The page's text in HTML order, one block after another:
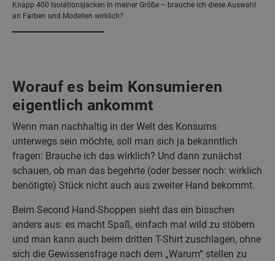
Knapp 400 Isolationsjacken in meiner Größe – brauche ich diese Auswahl
an Farben und Modellen wirklich?
Worauf es beim Konsumieren
eigentlich ankommt
Wenn man nachhaltig in der Welt des Konsums
unterwegs sein möchte, soll man sich ja bekanntlich
fragen: Brauche ich das wirklich? Und dann zunächst
schauen, ob man das begehrte (oder besser noch: wirklich
benötigte) Stück nicht auch aus zweiter Hand bekommt.
Beim Second Hand-Shoppen sieht das ein bisschen
anders aus: es macht Spaß, einfach mal wild zu stöbern
und man kann auch beim dritten T-Shirt zuschlagen, ohne
sich die Gewissensfrage nach dem „Warum“ stellen zu